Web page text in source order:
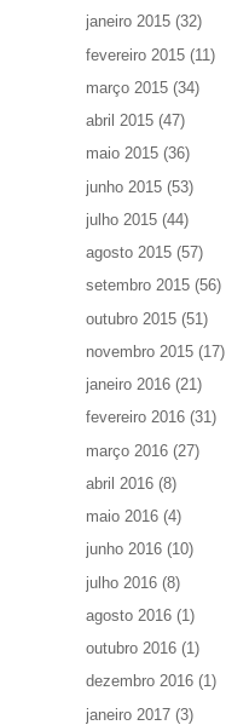
janeiro 2015 (32)
fevereiro 2015 (11)
março 2015 (34)
abril 2015 (47)
maio 2015 (36)
junho 2015 (53)
julho 2015 (44)
agosto 2015 (57)
setembro 2015 (56)
outubro 2015 (51)
novembro 2015 (17)
janeiro 2016 (21)
fevereiro 2016 (31)
março 2016 (27)
abril 2016 (8)
maio 2016 (4)
junho 2016 (10)
julho 2016 (8)
agosto 2016 (1)
outubro 2016 (1)
dezembro 2016 (1)
janeiro 2017 (3)